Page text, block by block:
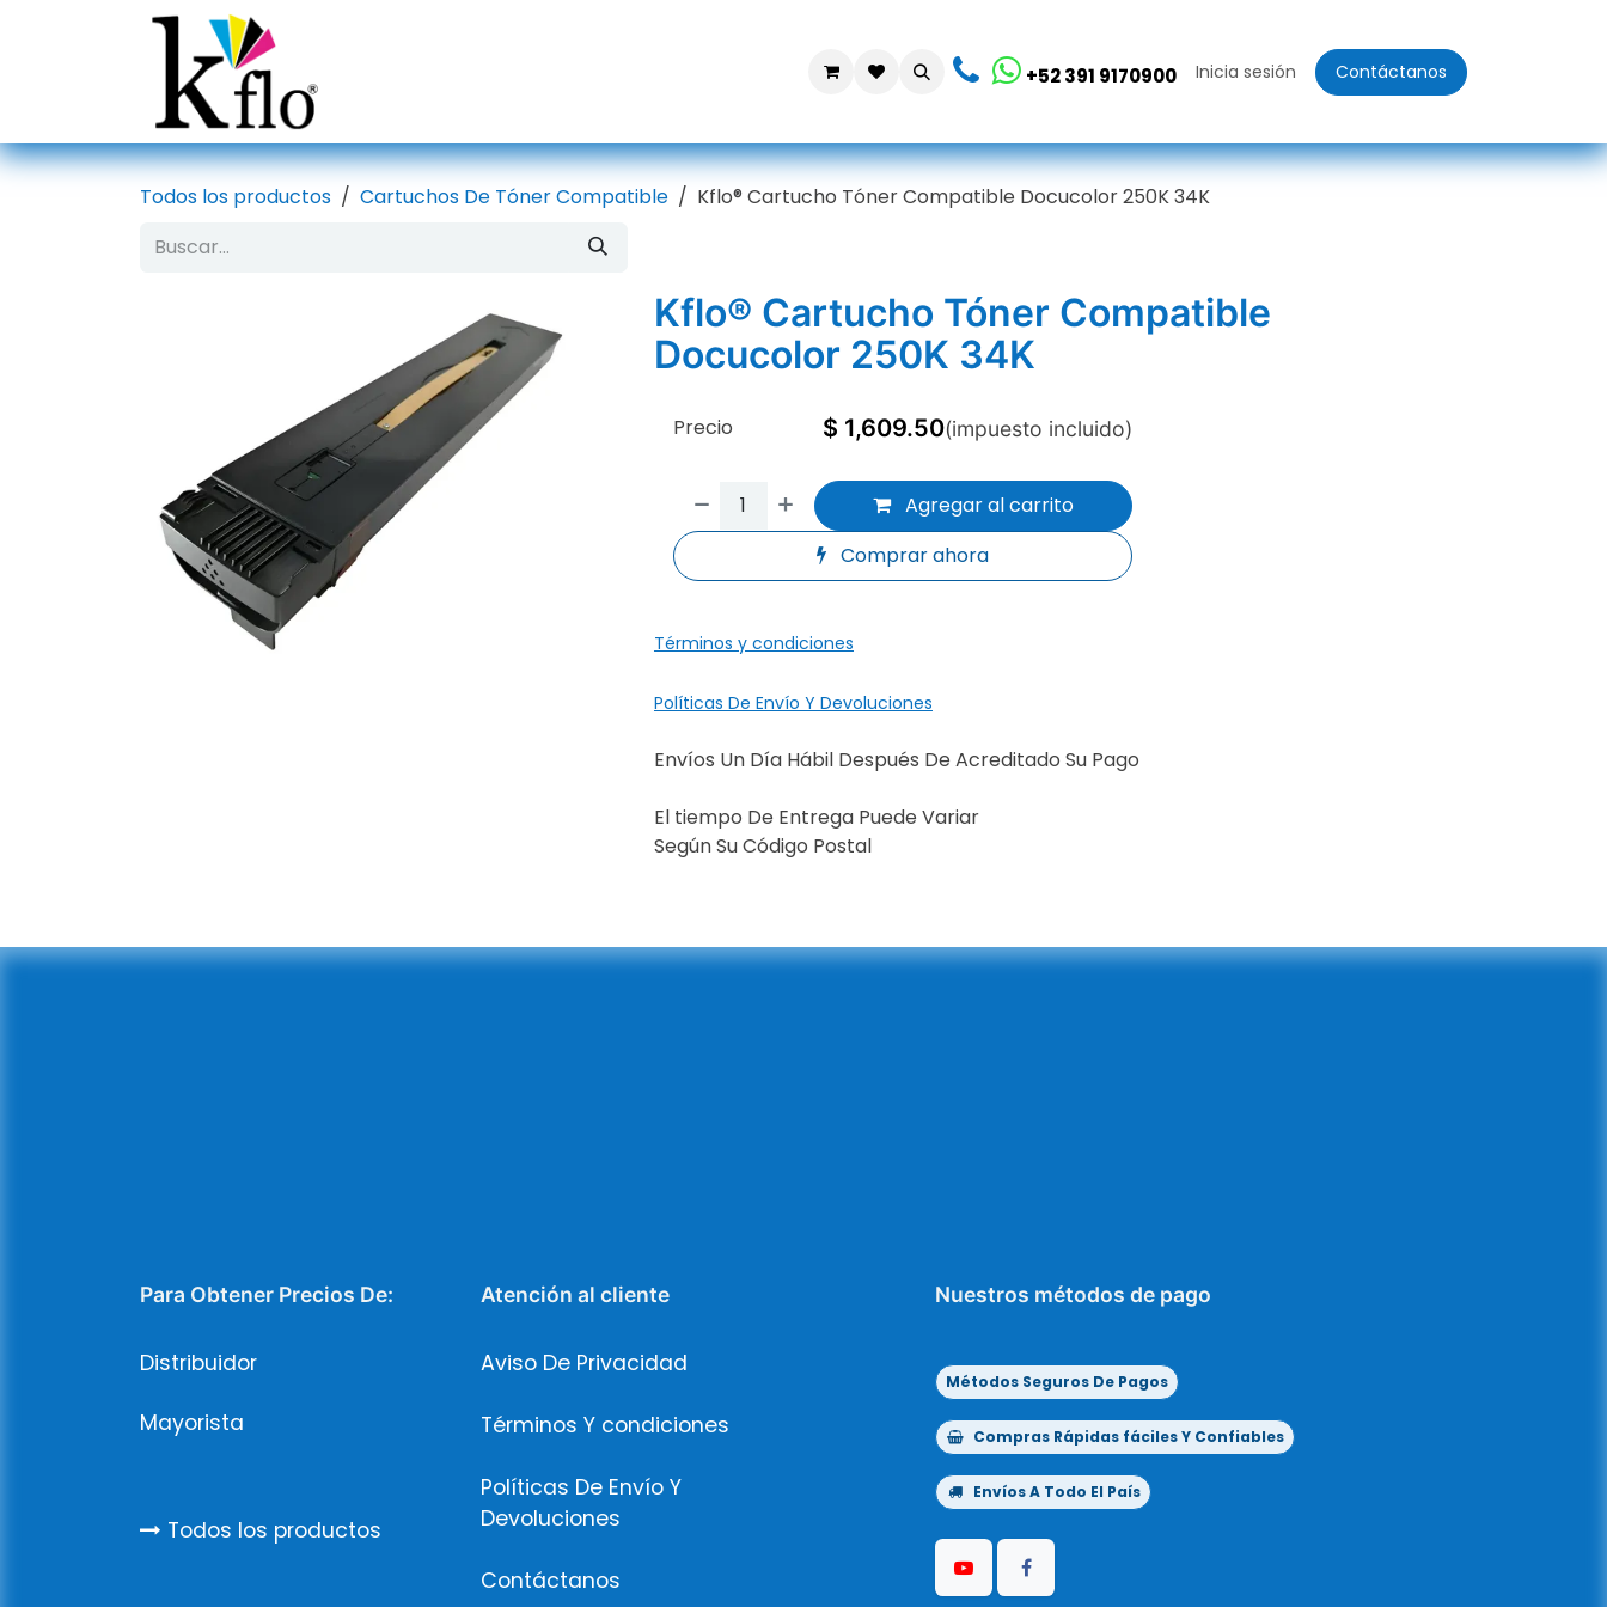
+52 391 9170900 Inicia sesión Contáctanos
Todos los productos Cartuchos De Tóner Compatible Kflo® Cartucho Tóner Compatible Docucolor 250K 34K
Kflo® Cartucho Tóner Compatible
Docucolor 250K 34K
Agregar al carrito
Comprar ahora
Precio $ 1,609.50(impuesto incluido)
Términos y condiciones
Políticas De Envío Y Devoluciones
Envíos Un Día Hábil Después De Acreditado Su Pago
El tiempo De Entrega Puede Variar
Según Su Código Postal
Para Obtener Precios De:
Distribuidor
Mayorista
Todos los productos
Atención al cliente
Aviso De Privacidad
Términos Y condiciones
Políticas De Envío Y
Devoluciones
Contáctanos
Nuestros métodos de pago
Métodos Seguros De Pagos
Compras Rápidas fáciles Y Confiables
Envíos A Todo El País